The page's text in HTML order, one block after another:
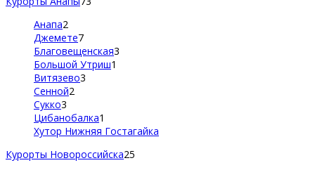
Анапа2
Джемете7
Благовещенская3
Большой Утриш1
Витязево3
Сенной2
Сукко3
Цибанобалка1
Хутор Нижняя Гостагайка
Курорты Новороссийска25